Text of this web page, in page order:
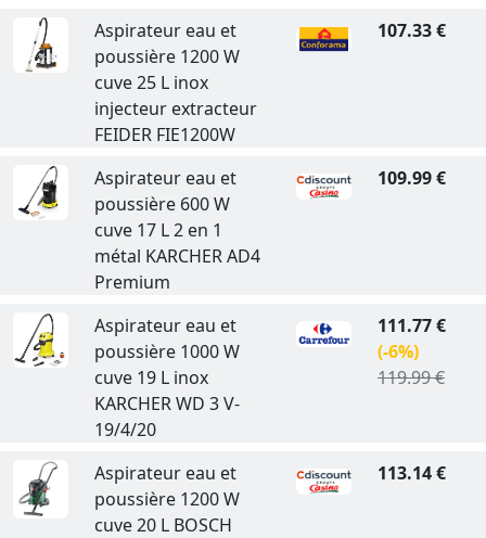
Aspirateur eau et
poussière 1200 W
cuve 25 L inox
injecteur extracteur
FEIDER FIE1200W
107.33 €
Aspirateur eau et
poussière 600 W
cuve 17 L 2 en 1
métal KARCHER AD4
Premium
109.99 €
Aspirateur eau et
poussière 1000 W
cuve 19 L inox
KARCHER WD 3 V-
19/4/20
111.77 €
(-6%)
119.99 €
Aspirateur eau et
poussière 1200 W
cuve 20 L BOSCH
113.14 €